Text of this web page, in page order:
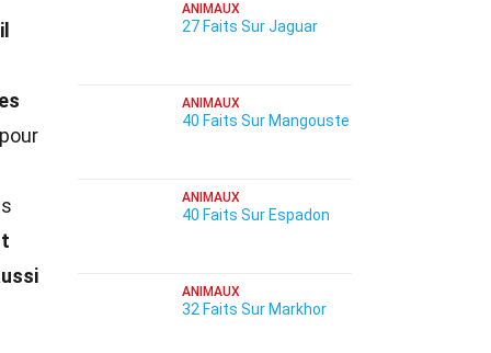
ANIMAUX
27 Faits Sur Jaguar
ANIMAUX
40 Faits Sur Mangouste
ANIMAUX
40 Faits Sur Espadon
ANIMAUX
32 Faits Sur Markhor